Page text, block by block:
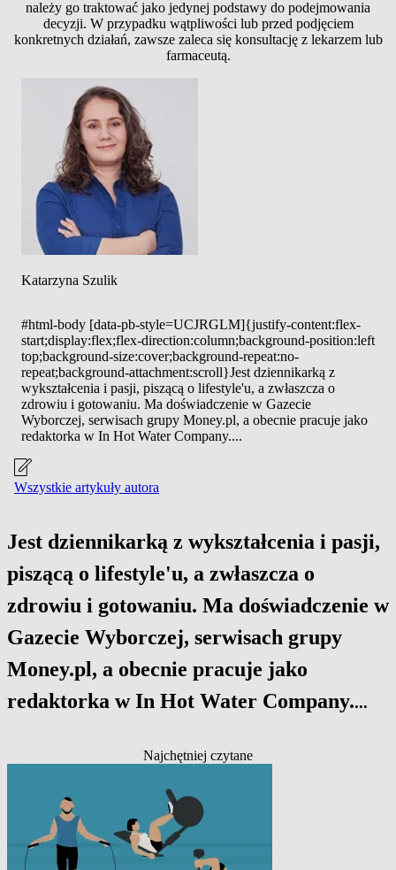
należy go traktować jako jedynej podstawy do podejmowania
decyzji. W przypadku wątpliwości lub przed podjęciem
konkretnych działań, zawsze zaleca się konsultację z lekarzem lub
farmaceutą.
Katarzyna Szulik
#html-body [data-pb-style=UCJRGLM]{justify-content:flex-
start;display:flex;flex-direction:column;background-position:left
top;background-size:cover;background-repeat:no-
repeat;background-attachment:scroll}Jest dziennikarką z
wykształcenia i pasji, piszącą o lifestyle'u, a zwłaszcza o
zdrowiu i gotowaniu. Ma doświadczenie w Gazecie
Wyborczej, serwisach grupy Money.pl, a obecnie pracuje jako
redaktorka w In Hot Water Company....
Wszystkie artykuły autora
Jest dziennikarką z wykształcenia i pasji,
piszącą o lifestyle'u, a zwłaszcza o
zdrowiu i gotowaniu. Ma doświadczenie w
Gazecie Wyborczej, serwisach grupy
Money.pl, a obecnie pracuje jako
redaktorka w In Hot Water Company....
Najchętniej czytane